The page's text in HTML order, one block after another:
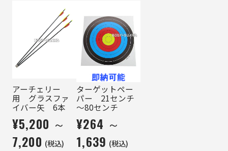
アーチェリー
用 グラスファ
イバー矢 6本
¥5,200 ～
7,200 (税込)
ターゲットペー
パー 21センチ
～80センチ
¥264 ～
1,639 (税込)